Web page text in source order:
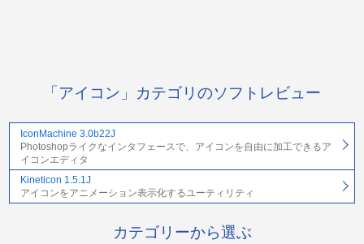
「アイコン」カテゴリのソフトレビュー
IconMachine 3.0b22J
Photoshopライクなインタフェースで、アイコンを自由に加工できるア
イコンエディタ
Kineticon 1.5.1J
アイコンをアニメーション表示化するユーティリティ
カテゴリーから選ぶ